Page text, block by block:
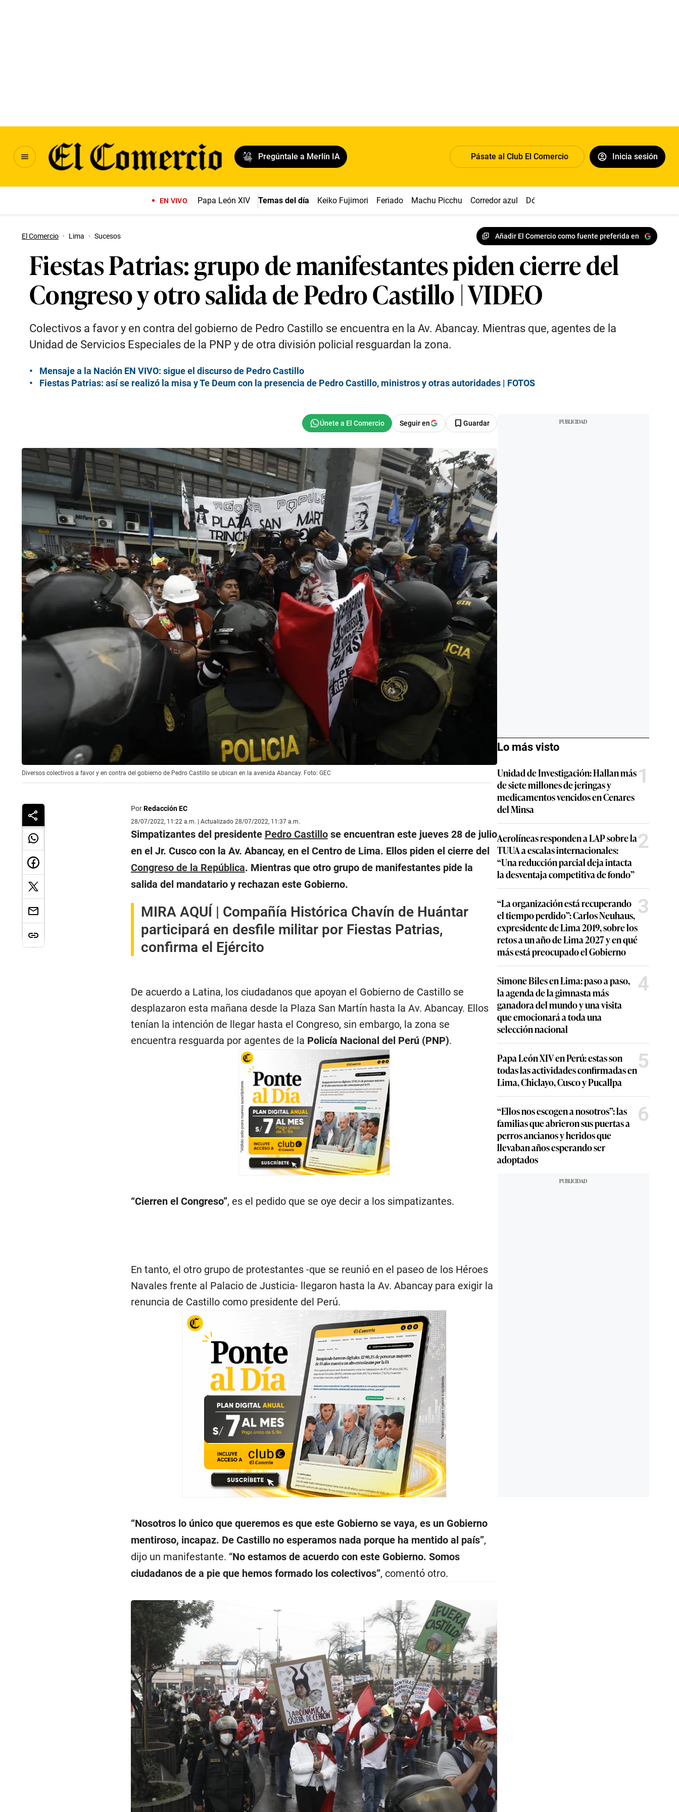
Pregúntale a Merlín IA Pásate al Club El Comercio Inicia sesión
EN VIVO Papa León XIV Temas del día Keiko Fujimori Feriado Machu Picchu Corredor azul Dólar
El Comercio · Lima · Sucesos Añadir El Comercio como fuente preferida en
Fiestas Patrias: grupo de manifestantes piden cierre del
Congreso y otro salida de Pedro Castillo | VIDEO
Colectivos a favor y en contra del gobierno de Pedro Castillo se encuentra en la Av. Abancay. Mientras que, agentes de la
Unidad de Servicios Especiales de la PNP y de otra división policial resguardan la zona.
Mensaje a la Nación EN VIVO: sigue el discurso de Pedro Castillo
Fiestas Patrias: así se realizó la misa y Te Deum con la presencia de Pedro Castillo, ministros y otras autoridades | FOTOS
Seguir en Guardar
Diversos colectivos a favor y en contra del gobierno de Pedro Castillo se ubican en la avenida Abancay. Foto: GEC
PorRedacción EC
28/07/2022, 11:22 a.m. | Actualizado 28/07/2022, 11:37 a.m.
Simpatizantes del presidente Pedro Castillose encuentran este jueves 28 de julio
en el Jr. Cusco con la Av. Abancay, en el Centro de Lima. Ellos piden el cierre del
Congreso de la República. Mientras que otro grupo de manifestantes pide la
salida del mandatario y rechazan este Gobierno.
MIRA AQUÍ | Compañía Histórica Chavín de Huántar
participará en desfile militar por Fiestas Patrias,
confirma el Ejército
De acuerdo a Latina, los ciudadanos que apoyan el Gobierno de Castillo se
desplazaron esta mañana desde la Plaza San Martín hasta la Av. Abancay. Ellos
tenían la intención de llegar hasta el Congreso, sin embargo, la zona se
encuentra resguarda por agentes de la Policía Nacional del Perú (PNP).
“Cierren el Congreso”, es el pedido que se oye decir a los simpatizantes.
En tanto, el otro grupo de protestantes -que se reunió en el paseo de los Héroes
Navales frente al Palacio de Justicia- llegaron hasta la Av. Abancay para exigir la
renuncia de Castillo como presidente del Perú.
“Nosotros lo único que queremos es que este Gobierno se vaya, es un Gobierno
mentiroso, incapaz. De Castillo no esperamos nada porque ha mentido al país”,
dijo un manifestante. “No estamos de acuerdo con este Gobierno. Somos
ciudadanos de a pie que hemos formado los colectivos”, comentó otro.
Lo más visto
Unidad de Investigación: Hallan más
de siete millones de jeringas y
medicamentos vencidos en Cenares
del Minsa
1
Aerolíneas responden a LAP sobre la
TUUA a escalas internacionales:
“Una reducción parcial deja intacta
la desventaja competitiva de fondo”
2
“La organización está recuperando
el tiempo perdido”: Carlos Neuhaus,
expresidente de Lima 2019, sobre los
retos a un año de Lima 2027 y en qué
más está preocupado el Gobierno
3
Simone Biles en Lima: paso a paso,
la agenda de la gimnasta más
ganadora del mundo y una visita
que emocionará a toda una
selección nacional
4
Papa León XIV en Perú: estas son
todas las actividades confirmadas en
Lima, Chiclayo, Cusco y Pucallpa
5
“Ellos nos escogen a nosotros”: las
familias que abrieron sus puertas a
perros ancianos y heridos que
llevaban años esperando ser
adoptados
6